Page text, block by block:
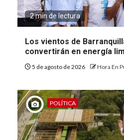
2 min de lectura
Los vientos de
convertirán en energía
5 de agosto de 2026 Hora En
POLÍTICA